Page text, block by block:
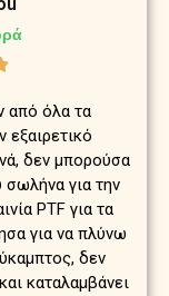
από όλα τα
εξαιρετικό
δεν μπορούσα
για την
PTF για τα
για να πλύνω
δεν
καταλαμβάνει